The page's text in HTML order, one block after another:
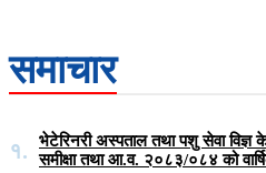
समाचार
१.
भेटेरिनरी अस्पताल तथा पशु सेवा विज्ञ
समीक्षा तथा आ.व. २०८३/०८४ को